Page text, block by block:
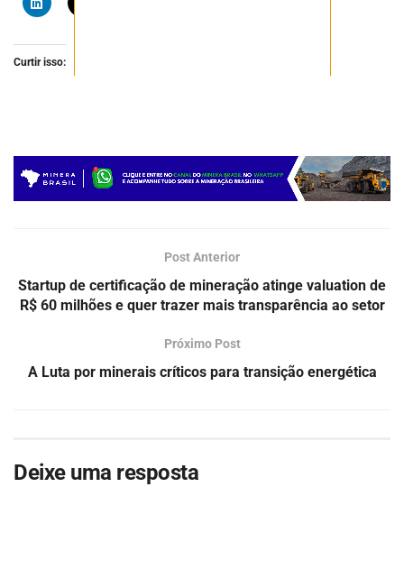
Curtir isso:
Post Anterior
Startup de certificação de mineração atinge valuation de
R$ 60 milhões e quer trazer mais transparência ao setor
Próximo Post
A Luta por minerais críticos para transição energética
Deixe uma resposta